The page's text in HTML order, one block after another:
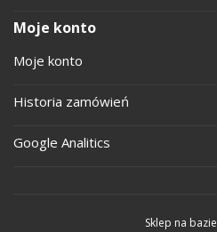
Moje konto
Moje konto
Historia zamówień
Google Analitics
Sklep na bazie